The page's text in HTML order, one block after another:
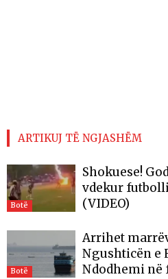
ARTIKUJ TË NGJASHËM
Botë
Shokuese!
vdekur
(VIDEO)
Botë
Arrihet
Ngushticën e
Ndodhemi në